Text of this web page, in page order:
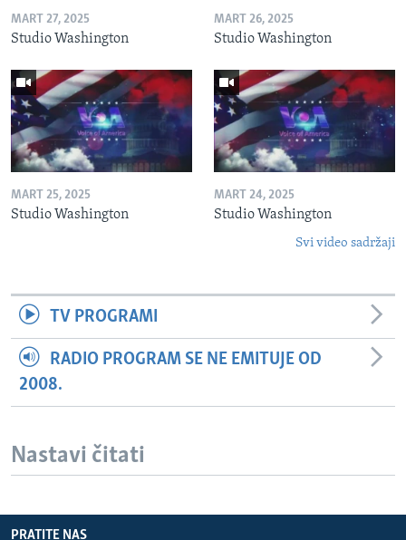
MART 27, 2025
Studio Washington
MART 26, 2025
Studio Washington
MART 25, 2025
Studio Washington
MART 24, 2025
Studio Washington
Svi video sadržaji
TV PROGRAMI
RADIO PROGRAM SE NE EMITUJE OD
2008.
Nastavi čitati
PRATITE NAS